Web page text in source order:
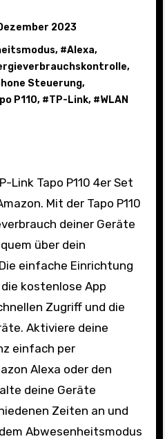
2023
, #Alexa,
,
Steuerung,
P110, #TP-Link, #WLAN
Mit der Tapo P110
deiner Geräte
über dein
einfache Einrichtung
kostenlose App
Zugriff und die
Aktiviere deine
einfach per
Alexa oder den
deine Geräte
Zeiten an und
Abwesenheitsmodus